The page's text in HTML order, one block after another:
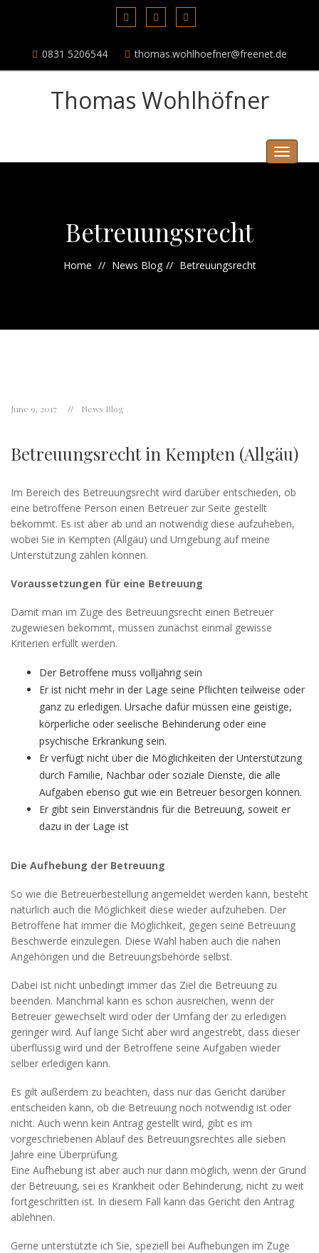
0831 5206544 thomas.wohlhoefner@freenet.de
Thomas Wohlhöfner
Menu
Betreuungsrecht
Home News Blog Betreuungsrecht
June 9, 2017 News Blog
Betreuungsrecht in Kempten (Allgäu)
Im Bereich des Betreuungsrecht wird darüber entschieden, ob
eine betroffene Person einen Betreuer zur Seite gestellt
bekommt. Es ist aber ab und an notwendig diese aufzuheben,
wobei Sie in Kempten (Allgäu) und Umgebung auf meine
Unterstützung zählen können.
Voraussetzungen für eine Betreuung
Damit man im Zuge des Betreuungsrecht einen Betreuer
zugewiesen bekommt, müssen zunächst einmal gewisse
Kriterien erfüllt werden.
Der Betroffene muss volljährig sein
Er ist nicht mehr in der Lage seine Pflichten teilweise oder
ganz zu erledigen. Ursache dafür müssen eine geistige,
körperliche oder seelische Behinderung oder eine
psychische Erkrankung sein.
Er verfügt nicht über die Möglichkeiten der Unterstützung
durch Familie, Nachbar oder soziale Dienste, die alle
Aufgaben ebenso gut wie ein Betreuer besorgen können.
Er gibt sein Einverständnis für die Betreuung, soweit er
dazu in der Lage ist
Die Aufhebung der Betreuung
So wie die Betreuerbestellung angemeldet werden kann, besteht
natürlich auch die Möglichkeit diese wieder aufzuheben. Der
Betroffene hat immer die Möglichkeit, gegen seine Betreuung
Beschwerde einzulegen. Diese Wahl haben auch die nahen
Angehörigen und die Betreuungsbehörde selbst.
Dabei ist nicht unbedingt immer das Ziel die Betreuung zu
beenden. Manchmal kann es schon ausreichen, wenn der
Betreuer gewechselt wird oder der Umfang der zu erledigen
geringer wird. Auf lange Sicht aber wird angestrebt, dass dieser
überflüssig wird und der Betroffene seine Aufgaben wieder
selber erledigen kann.
Es gilt außerdem zu beachten, dass nur das Gericht darüber
entscheiden kann, ob die Betreuung noch notwendig ist oder
nicht. Auch wenn kein Antrag gestellt wird, gibt es im
vorgeschriebenen Ablauf des Betreuungsrechtes alle sieben
Jahre eine Überprüfung.
Eine Aufhebung ist aber auch nur dann möglich, wenn der Grund
der Betreuung, sei es Krankheit oder Behinderung, nicht zu weit
fortgeschritten ist. In diesem Fall kann das Gericht den Antrag
ablehnen.
Gerne unterstützte ich Sie, speziell bei Aufhebungen im Zuge